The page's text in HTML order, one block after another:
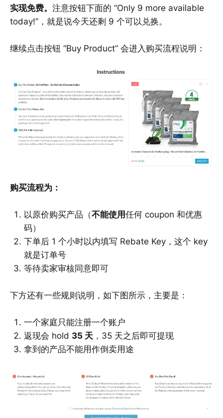
实现免费。 注意按钮下面的 “Only 9 more available
today!”，就是说今天还剩 9 个可以兑换。
继续点击按钮 “Buy Product” 会进入购买流程说明：
购买流程为：
以原价购买产品（不能使用任何 coupon 和优惠
码）
下单后 1 个小时以内填写 Rebate Key，这个 key
就是订单号
等待卖家审核同意即可
下方还有一些规则说明，如下图所示，主要是：
一个家庭只能注册一个账户
返现会 hold 35 天 ，35 天之后即可提现
拿到的产品不能用作倒卖用途